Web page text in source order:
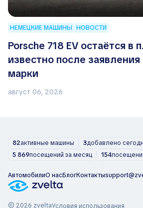
НЕМЕЦКИЕ МАШИНЫ НОВОСТИ
Porsche 718 EV остаётся в
известно после заявления
марки
август 06, 2026
82активные машины 3добавлено
5 869посещений за месяц 154
АвтомобилиО насБлогКонтакты
© 2026 zveltaУсловия использования